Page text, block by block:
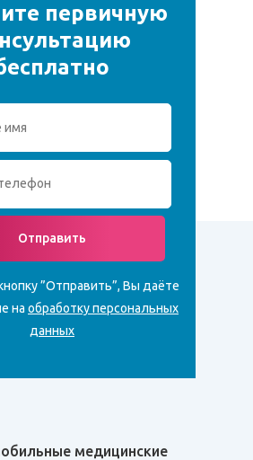
первичную
Отправить
”Отправить”, Вы даёте
на обработку персональных
данных
медицинские